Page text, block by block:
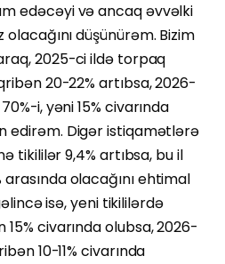
edəcəyi və ancaq əvvəlki
düşünürəm. Bizim
2025-ci ildə torpaq
20-22% artıbsa, 2026-
i, yəni 15% civarında
edirəm. Digər istiqamətlərə
tikililər 9,4% artıbsa, bu il
olacağını ehtimal
isə, yeni tikililərdə
civarında olubsa, 2026-
10-11% civarında